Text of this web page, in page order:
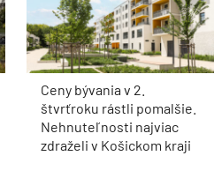
Ceny bývania v 2.
štvrťroku rástli pomalšie.
Nehnuteľnosti najviac
zdraželi v Košickom kraji